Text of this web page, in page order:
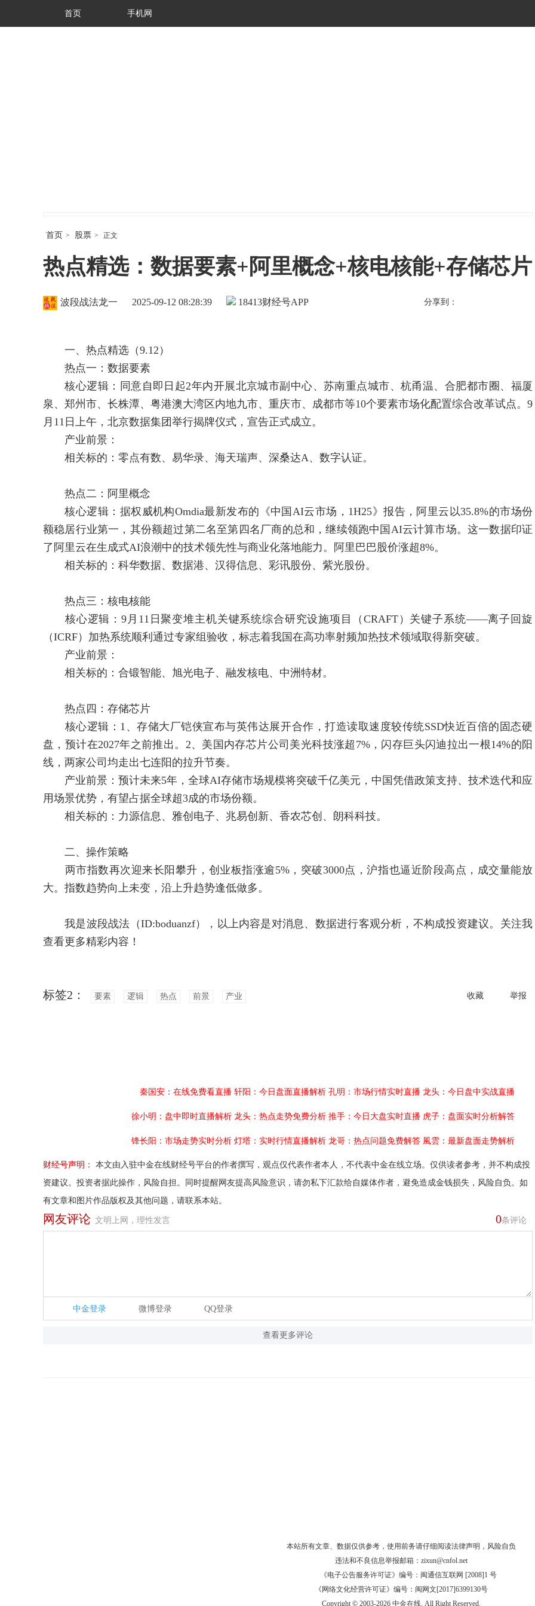
首页 手机网
首页 > 股票 > 正文
热点精选：数据要素+阿里概念+核电核能+存储芯片
财经号APP
波段战法龙一 2025-09-12 08:28:39 18413 分享到：
一、热点精选（9.12）
热点一：数据要素
核心逻辑：同意自即日起2年内开展北京城市副中心、苏南重点城市、杭甬温、合肥都市圈、福厦
泉、郑州市、长株潭、粤港澳大湾区内地九市、重庆市、成都市等10个要素市场化配置综合改革试点。9
月11日上午，北京数据集团举行揭牌仪式，宣告正式成立。
产业前景：
相关标的：零点有数、易华录、海天瑞声、深桑达A、数字认证。
热点二：阿里概念
核心逻辑：据权威机构Omdia最新发布的《中国AI云市场，1H25》报告，阿里云以35.8%的市场份
额稳居行业第一，其份额超过第二名至第四名厂商的总和，继续领跑中国AI云计算市场。这一数据印证
了阿里云在生成式AI浪潮中的技术领先性与商业化落地能力。阿里巴巴股价涨超8%。
相关标的：科华数据、数据港、汉得信息、彩讯股份、紫光股份。
热点三：核电核能
核心逻辑：9月11日聚变堆主机关键系统综合研究设施项目（CRAFT）关键子系统——离子回旋
（ICRF）加热系统顺利通过专家组验收，标志着我国在高功率射频加热技术领域取得新突破。
产业前景：
相关标的：合锻智能、旭光电子、融发核电、中洲特材。
热点四：存储芯片
核心逻辑：1、存储大厂铠侠宣布与英伟达展开合作，打造读取速度较传统SSD快近百倍的固态硬
盘，预计在2027年之前推出。2、美国内存芯片公司美光科技涨超7%，闪存巨头闪迪拉出一根14%的阳
线，两家公司均走出七连阳的拉升节奏。
产业前景：预计未来5年，全球AI存储市场规模将突破千亿美元，中国凭借政策支持、技术迭代和应
用场景优势，有望占据全球超3成的市场份额。
相关标的：力源信息、雅创电子、兆易创新、香农芯创、朗科科技。
二、操作策略
两市指数再次迎来长阳攀升，创业板指涨逾5%，突破3000点，沪指也逼近阶段高点，成交量能放
大。指数趋势向上未变，沿上升趋势逢低做多。
我是波段战法（ID:boduanzf），以上内容是对消息、数据进行客观分析，不构成投资建议。关注我
查看更多精彩内容！
收藏 举报
标签2： 要素 逻辑 热点 前景 产业
秦国安：在线免费看直播 轩阳：今日盘面直播解析 孔明：市场行情实时直播 龙头：今日盘中实战直播
徐小明：盘中即时直播解析 龙头：热点走势免费分析 推手：今日大盘实时直播 虎子：盘面实时分析解答
锋长阳：市场走势实时分析 灯塔：实时行情直播解析 龙哥：热点问题免费解答 風雲：最新盘面走势解析
财经号声明：
本文由入驻中金在线财经号平台的作者撰写，观点仅代表作者本人，不代表中金在线立场。仅供读者参考，并不构成投
资建议。投资者据此操作，风险自担。同时提醒网友提高风险意识，请勿私下汇款给自媒体作者，避免造成金钱损失，风险自负。如
有文章和图片作品版权及其他问题，请联系本站。
0条评论
网友评论 文明上网，理性发言
中金登录 微博登录 QQ登录
查看更多评论
本站所有文章、数据仅供参考，使用前务请仔细阅读法律声明 ，风险自负
违法和不良信息举报邮箱： zixun@cnfol.net
《电子公告服务许可证》编号：闽通信互联网 [2008]1 号
《网络文化经营许可证》编号：闽网文[2017]6399130号
Copyright © 2003-2026 中金在线. All Right Reserved.